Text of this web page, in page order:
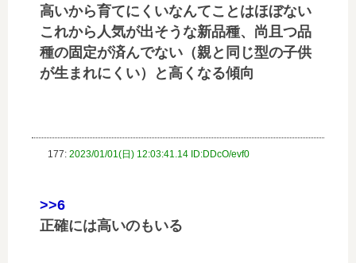
高いから育てにくいなんてことはほぼない
これから人気が出そうな新品種、尚且つ品
種の固定が済んでない（親と同じ型の子供
が生まれにくい）と高くなる傾向
177: 2023/01/01(日) 12:03:41.14 ID:DDcO/evf0
>>6
正確には高いのもいる